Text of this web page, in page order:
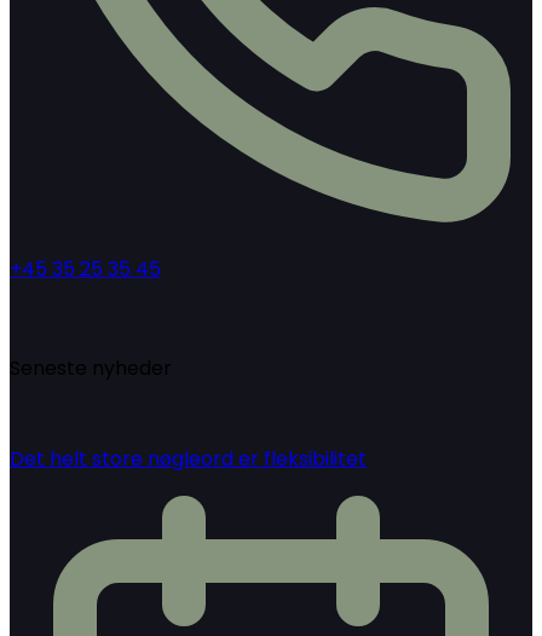
+45 35 25 35 45
Seneste nyheder
Det helt store nøgleord er fleksibilitet